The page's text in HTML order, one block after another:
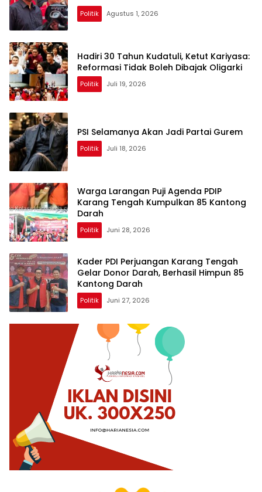
Politik Agustus 1, 2026
Hadiri 30 Tahun Kudatuli, Ketut Kariyasa:
Reformasi Tidak Boleh Dibajak Oligarki
Politik Juli 19, 2026
PSI Selamanya Akan Jadi Partai Gurem
Politik Juli 18, 2026
Warga Larangan Puji Agenda PDIP
Karang Tengah Kumpulkan 85 Kantong
Darah
Politik Juni 28, 2026
Kader PDI Perjuangan Karang Tengah
Gelar Donor Darah, Berhasil Himpun 85
Kantong Darah
Politik Juni 27, 2026